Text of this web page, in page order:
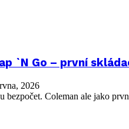
`N Go – první
2026
Coleman ale jako